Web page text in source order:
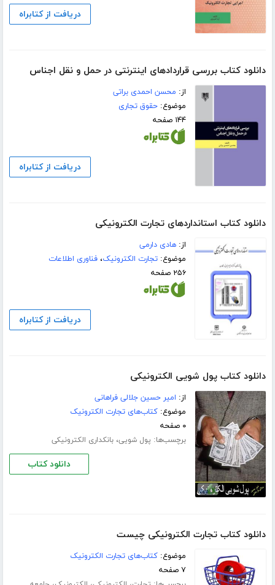
دریافت از کتابراه
دانلود کتاب بررسی قراردادهای اینترنتی در حمل و نقل اجناس
از: محسن احمدی براتی
موضوع:حقوق تجاری
۱۴۴ صفحه
دریافت از کتابراه
دانلود کتاب استانداردهای تجارت الکترونیکی
از:هادی دارمی
موضوع:تجارت الکترونیک،فناوری اطلاعات
۲۵۶ صفحه
دریافت از کتابراه
دانلود کتاب پول شویی الکترونیکی
از: امیر حسین جلالی فراهانی
موضوع:کتاب‌های تجارت الکترونیک
۰ صفحه
برچسب‌ها: پول شویی،بانکداری الکترونیکی
دانلود کتاب
دانلود کتاب تجارت الکترونیکی چیست
موضوع:کتاب‌های تجارت الکترونیک
۷ صفحه